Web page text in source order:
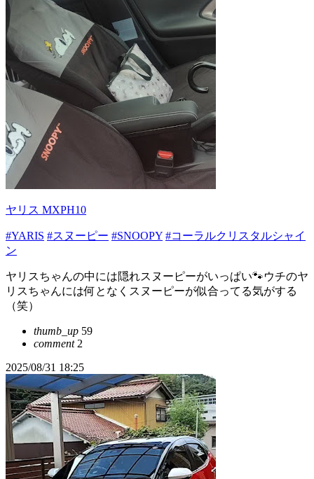
ヤリス MXPH10
#YARIS #スヌーピー #SNOOPY #コーラルクリスタルシャイ
ン
ヤリスちゃんの中には隠れスヌーピーがいっぱい🐾ウチのヤ
リスちゃんには何となくスヌーピーが似合ってる気がする
（笑）
thumb_up 59
comment2
2025/08/31 18:25